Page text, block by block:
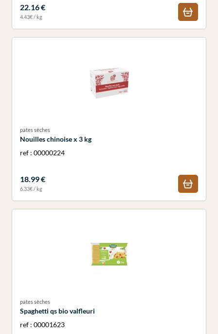
22.16 €
4.43€ / kg
pates sèches
Nouilles chinoise x 3 kg
ref : 00000224
18.99 €
6.33€ / kg
pates sèches
Spaghetti qs bio valfleuri
ref : 00001623